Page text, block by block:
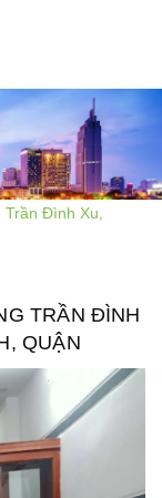
Đình Xu,
TRẦN ĐÌNH
QUẬN